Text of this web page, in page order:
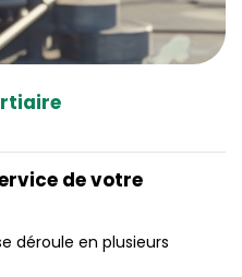
de votre
déroule en plusieurs